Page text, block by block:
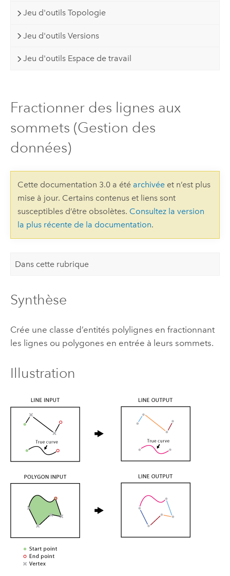
Jeu d'outils Topologie
Jeu d'outils Versions
Jeu d'outils Espace de travail
Fractionner des lignes aux
sommets (Gestion des
données)
Cette documentation 3.0 a été archivéeet n’est plus
mise à jour. Certains contenus et liens sont
susceptibles d’être obsolètes. Consultez la version
la plus récente de la documentation.
Dans cette rubrique
Synthèse
Crée une classe d’entités polylignes en fractionnant
les lignes ou polygones en entrée à leurs sommets.
Illustration